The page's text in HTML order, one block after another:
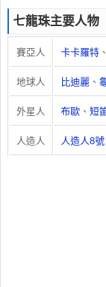
七龍珠主要人物
賽亞人 卡卡羅特 、
地球人 比迪麗 、
外星人 布歐 、 短
人造人 人造人8號